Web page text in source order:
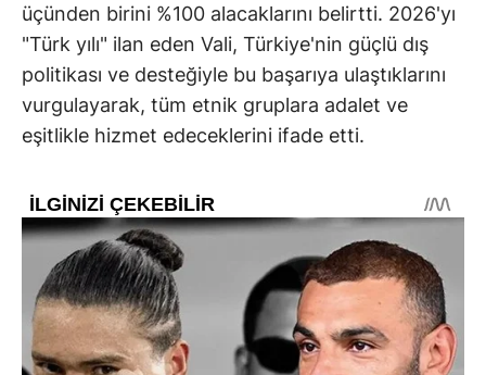
üçünden birini %100 alacaklarını belirtti. 2026'yı
"Türk yılı" ilan eden Vali, Türkiye'nin güçlü dış
politikası ve desteğiyle bu başarıya ulaştıklarını
vurgulayarak, tüm etnik gruplara adalet ve
eşitlikle hizmet edeceklerini ifade etti.